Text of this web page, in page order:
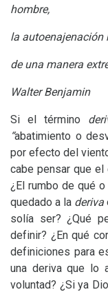
hombre,
la autoenajenación
de una manera
Walter Benjamin
Si el término
“abatimiento o
por efecto del
cabe pensar que el
¿El rumbo de qué
quedado a la deriva
solía ser? ¿Qué
definir? ¿En qué
definiciones para
una deriva que lo
voluntad? ¿Si ya